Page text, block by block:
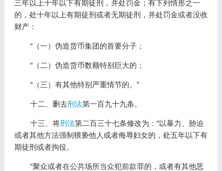
三年以上十年以下有期徒刑，并处罚金；有下列情形之一
的，处十年以上有期徒刑或者无期徒刑，并处罚金或者没收
财产：
“（一）伪造货币集团的首要分子；
“（二）伪造货币数额特别巨大的；
“（三）有其他特别严重情节的。”
十二、删去刑法第一百九十九条。
十三、将刑法第二百三十七条修改为：“以暴力、胁迫
或者其他方法强制猥亵他人或者侮辱妇女的，处五年以下有
期徒刑或者拘役。
“聚众或者在公共场所当众犯前款罪的，或者有其他恶